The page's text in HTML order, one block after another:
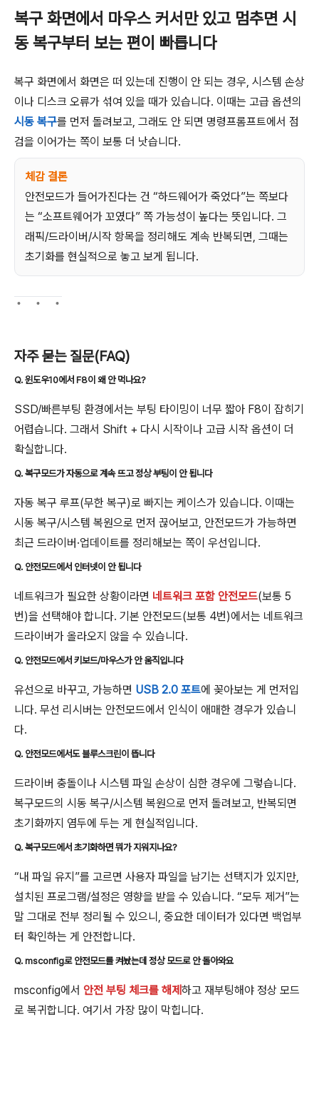
복구 화면에서 마우스 커서만 있고 멈추면 시
동 복구부터 보는 편이 빠릅니다
복구 화면에서 화면은 떠 있는데 진행이 안 되는 경우, 시스템 손상
이나 디스크 오류가 섞여 있을 때가 있습니다. 이때는 고급 옵션의
시동 복구를 먼저 돌려보고, 그래도 안 되면 명령프롬프트에서 점
검을 이어가는 쪽이 보통 더 낫습니다.
체감 결론
안전모드가 들어가진다는 건 “하드웨어가 죽었다”는 쪽보다
는 “소프트웨어가 꼬였다” 쪽 가능성이 높다는 뜻입니다. 그
래픽/드라이버/시작 항목을 정리해도 계속 반복되면, 그때는
초기화를 현실적으로 놓고 보게 됩니다.
자주 묻는 질문(FAQ)
Q. 윈도우10에서 F8이 왜 안 먹나요?
SSD/빠른부팅 환경에서는 부팅 타이밍이 너무 짧아 F8이 잡히기
어렵습니다. 그래서 Shift + 다시 시작이나 고급 시작 옵션이 더
확실합니다.
Q. 복구모드가 자동으로 계속 뜨고 정상 부팅이 안 됩니다
자동 복구 루프(무한 복구)로 빠지는 케이스가 있습니다. 이때는
시동 복구/시스템 복원으로 먼저 끊어보고, 안전모드가 가능하면
최근 드라이버·업데이트를 정리해보는 쪽이 우선입니다.
Q. 안전모드에서 인터넷이 안 됩니다
네트워크가 필요한 상황이라면 네트워크 포함 안전모드(보통 5
번)을 선택해야 합니다. 기본 안전모드(보통 4번)에서는 네트워크
드라이버가 올라오지 않을 수 있습니다.
Q. 안전모드에서 키보드/마우스가 안 움직입니다
유선으로 바꾸고, 가능하면 USB 2.0 포트에 꽂아보는 게 먼저입
니다. 무선 리시버는 안전모드에서 인식이 애매한 경우가 있습니
다.
Q. 안전모드에서도 블루스크린이 뜹니다
드라이버 충돌이나 시스템 파일 손상이 심한 경우에 그렇습니다.
복구모드의 시동 복구/시스템 복원으로 먼저 돌려보고, 반복되면
초기화까지 염두에 두는 게 현실적입니다.
Q. 복구모드에서 초기화하면 뭐가 지워지나요?
“내 파일 유지”를 고르면 사용자 파일을 남기는 선택지가 있지만,
설치된 프로그램/설정은 영향을 받을 수 있습니다. “모두 제거”는
말 그대로 전부 정리될 수 있으니, 중요한 데이터가 있다면 백업부
터 확인하는 게 안전합니다.
Q. msconfig로 안전모드를 켜놨는데 정상 모드로 안 돌아와요
msconfig에서 안전 부팅 체크를 해제 하고 재부팅해야 정상 모드
로 복귀합니다. 여기서 가장 많이 막힙니다.